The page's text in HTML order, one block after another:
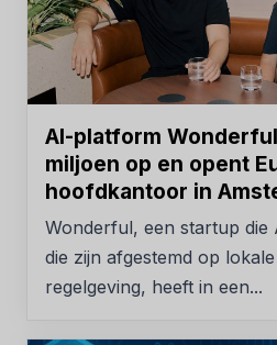
AI-platform
miljoen op en opent
hoofdkantoor in
Wonderful, een startup die
die zijn afgestemd op
regelgeving, heeft in een...